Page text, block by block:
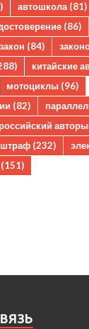
автошкола(81)
(86)
закон (84)
китайские
мотоциклы (96)
(82)
российский
штраф (232)
(151)